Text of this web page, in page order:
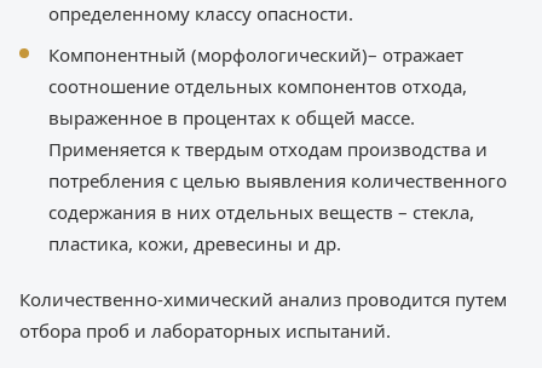
определенному классу опасности.
Компонентный (морфологический)– отражает
соотношение отдельных компонентов отхода,
выраженное в процентах к общей массе.
Применяется к твердым отходам производства и
потребления с целью выявления количественного
содержания в них отдельных веществ – стекла,
пластика, кожи, древесины и др.
Количественно-химический анализ проводится путем
отбора проб и лабораторных испытаний.